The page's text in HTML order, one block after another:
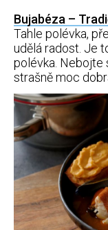
Bujabéza –
Tahle polévka,
udělá radost. Je
polévka. Nebojte
strašně moc